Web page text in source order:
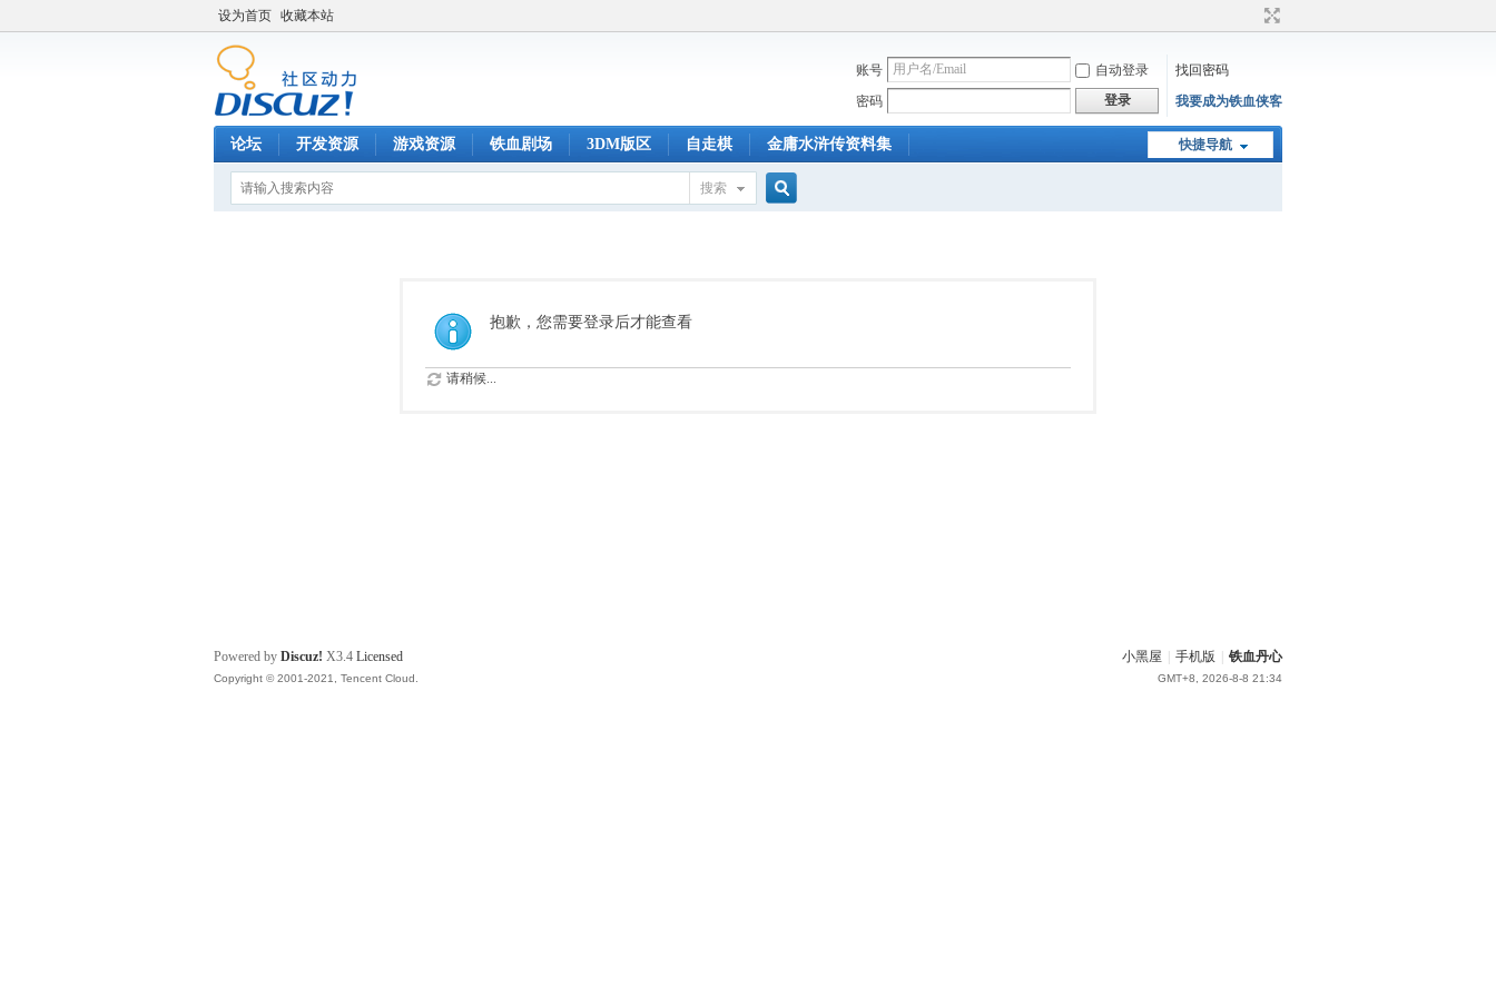
设为首页 收藏本站
账号 自动登录
找回密码
密码
登录 我要成为铁血侠客
快捷导航
论坛 开发资源 游戏资源 铁血剧场 3DM版区 自走棋 金庸水浒传资料集
搜索
抱歉，您需要登录后才能查看
请稍候...
小黑屋 手机版 铁血丹心
GMT+8, 2026-8-8 21:34
Powered by Discuz! X3.4 Licensed
Copyright © 2001-2021, Tencent Cloud.